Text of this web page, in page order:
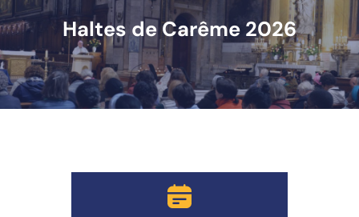
Haltes de Carême 2026